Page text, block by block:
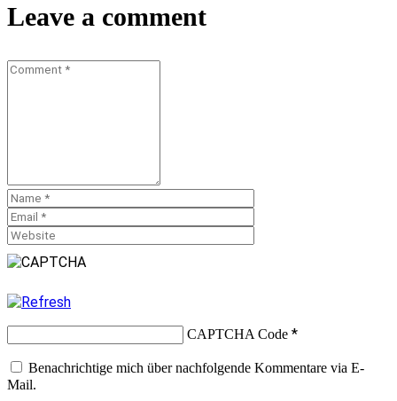
Leave a comment
CAPTCHA Code *
Benachrichtige mich über nachfolgende Kommentare via E-
Mail.